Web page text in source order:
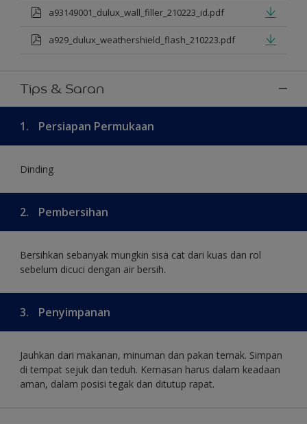
a93149001_dulux_wall_filler_210223_id.pdf
a929_dulux_weathershield_flash_210223.pdf
Tips & Saran
1. Persiapan Permukaan
Dinding
2. Pembersihan
Bersihkan sebanyak mungkin sisa cat dari kuas dan rol
sebelum dicuci dengan air bersih.
3. Penyimpanan
Jauhkan dari makanan, minuman dan pakan ternak. Simpan
di tempat sejuk dan teduh. Kemasan harus dalam keadaan
aman, dalam posisi tegak dan ditutup rapat.